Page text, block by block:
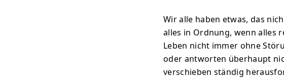
Wir alle haben etwas, das
alles in Ordnung, wenn alles
Leben nicht immer ohne
oder antworten überhaupt
verschieben ständig